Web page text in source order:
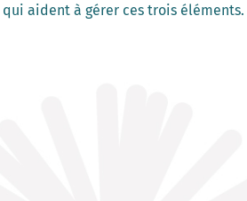
aident à gérer ces trois éléments.